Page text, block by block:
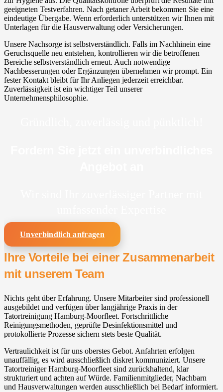
geeigneten Testverfahren. Nach getaner Arbeit bekommen Sie eine
eindeutige Übergabe. Wenn erforderlich unterstützen wir Ihnen mit
Unterlagen für die Hausverwaltung oder Versicherungen.
Unsere Nachsorge ist selbstverständlich. Falls im Nachhinein eine
Geruchsquelle neu entstehen, kontrollieren wir die betroffenen
Bereiche selbstverständlich erneut. Auch notwendige
Nachbesserungen oder Ergänzungen übernehmen wir prompt. Ein
fester Kontakt bleibt für Ihr Anliegen jederzeit erreichbar.
Zuverlässigkeit ist ein wichtiger Teil unserer
Unternehmensphilosophie.
Unverbindlich anfragen
Ihre Vorteile bei einer Zusammenarbeit
mit unserem Team
Nichts geht über Erfahrung. Unsere Mitarbeiter sind professionell
ausgebildet und verfügen über langjährige Praxis in der
Tatortreinigung Hamburg-Moorfleet. Fortschrittliche
Reinigungsmethoden, geprüfte Desinfektionsmittel und
protokollierte Prozesse sichern stets beste Qualität.
Vertraulichkeit ist für uns oberstes Gebot. Anfahrten erfolgen
unauffällig, es wird ausschließlich diskret kommuniziert. Unsere
Tatortreiniger Hamburg-Moorfleet sind zurückhaltend, klar
strukturiert und achten auf Würde. Familienmitglieder, Nachbarn
und Hausverwaltungen werden ausschließlich bei Bedarf informiert.